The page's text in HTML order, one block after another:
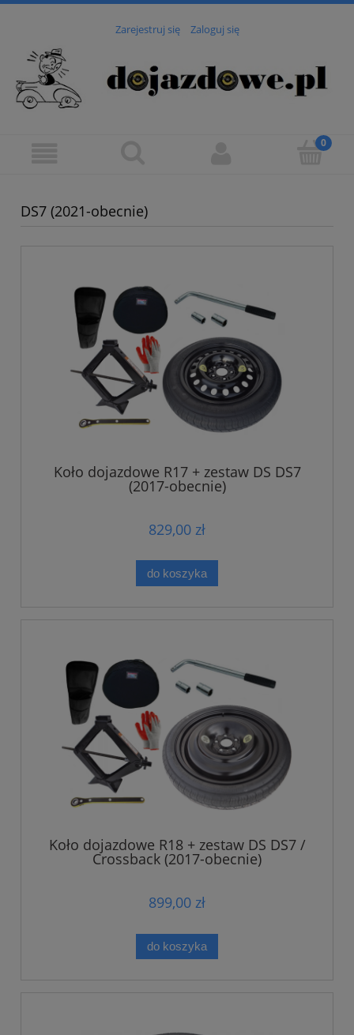
Zarejestruj się Zaloguj się
DS7 (2021-obecnie)
Koło dojazdowe R17 + zestaw DS DS7
(2017-obecnie)
829,00 zł
do koszyka
Koło dojazdowe R18 + zestaw DS DS7 /
Crossback (2017-obecnie)
899,00 zł
do koszyka